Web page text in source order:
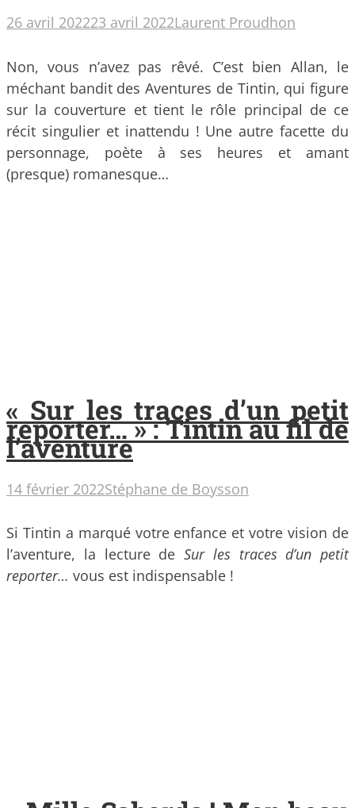
26 avril 202223 avril 2022Laurent Proudhon
Non, vous n’avez pas rêvé. C’est bien Allan, le
méchant bandit des Aventures de Tintin, qui figure
sur la couverture et tient le rôle principal de ce
récit singulier et inattendu ! Une autre facette du
personnage, poète à ses heures et amant
(presque) romanesque…
« Sur les traces d’un petit
reporter… » : Tintin au fil de
l’aventure
14 février 2022Stéphane de Boysson
Si Tintin a marqué votre enfance et votre vision de
l’aventure, la lecture de Sur les traces d’un petit
reporter… vous est indispensable !